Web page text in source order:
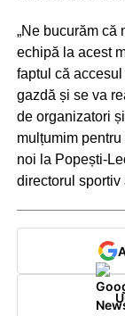
„Ne bucurăm că
echipă la acest
faptul că
gazdă și se va
de organizatori
mulțumim
noi la Popești-
directorul